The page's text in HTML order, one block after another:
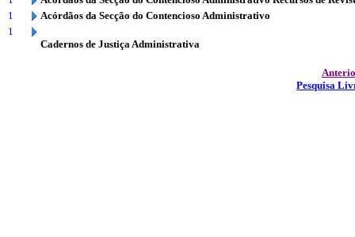
1
Acórdãos da Secção do Contencioso Administrativo
1
Cadernos de Justiça Administrativa
Pesquisa